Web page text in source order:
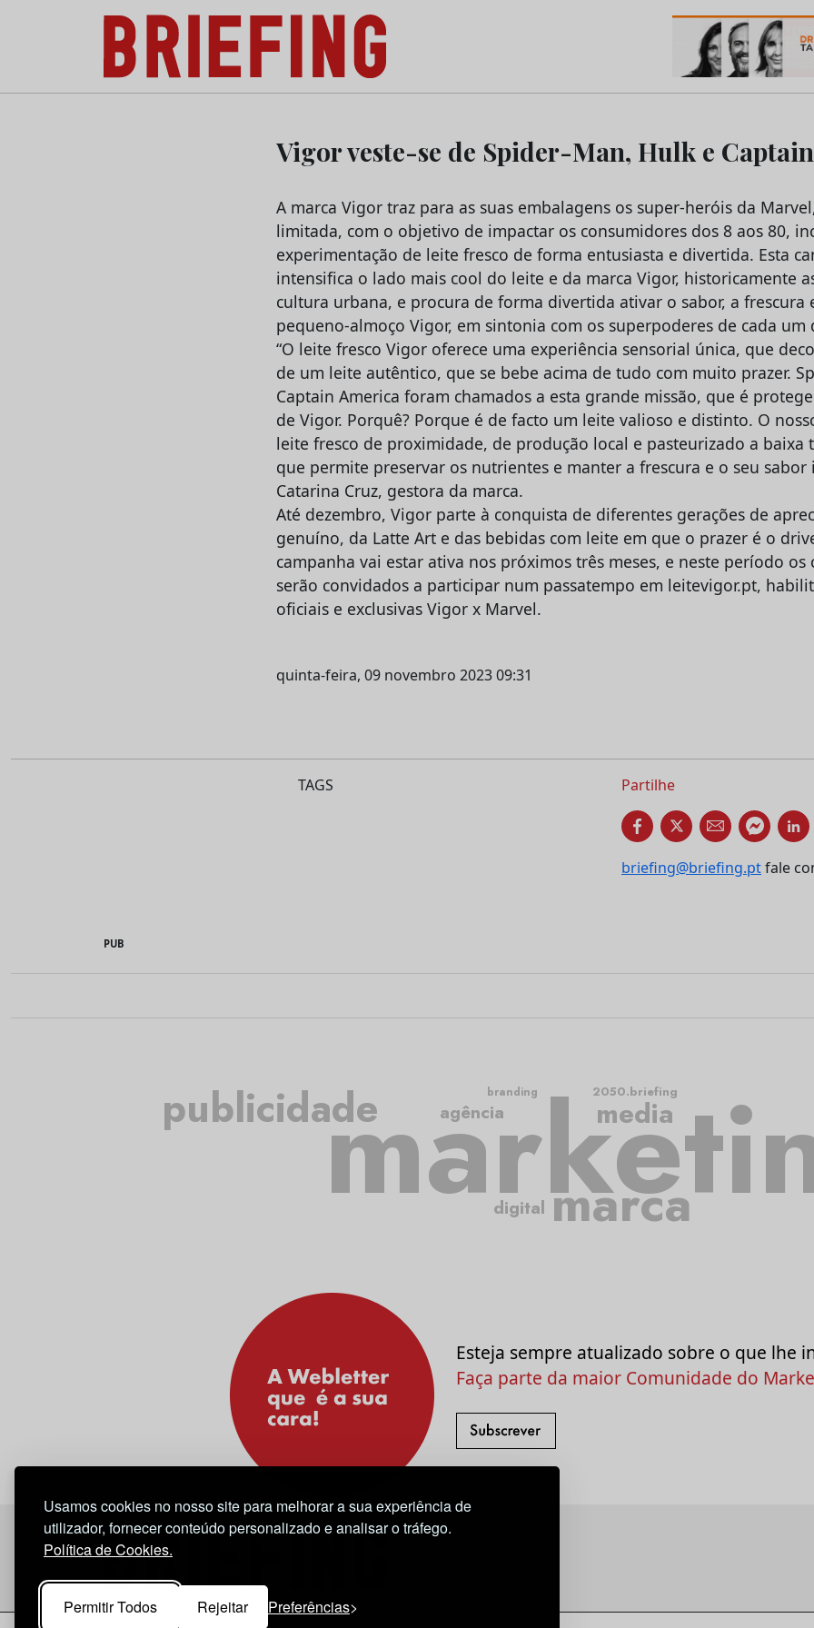
Usamos cookies no nosso site para melhorar a sua experiência de
utilizador, fornecer conteúdo personalizado e analisar o tráfego.
Política de Cookies.
Permitir Todos Rejeitar Preferências
Briefing: Todas as notícias sobre os negócios do Marketing e da Publicidade
Vigor veste-se de Spider-Man, Hulk e
A marca Vigor traz para as suas embalagens os super-heróis da
limitada, com o objetivo de impactar os consumidores dos 8 aos 80,
experimentação de leite fresco de forma entusiasta e divertida. Esta
intensifica o lado mais cool do leite e da marca Vigor, historicamente
cultura urbana, e procura de forma divertida ativar o sabor, a frescura
pequeno-almoço Vigor, em sintonia com os superpoderes de cada um
“O leite fresco Vigor oferece uma experiência sensorial única, que
de um leite autêntico, que se bebe acima de tudo com muito prazer.
Captain America foram chamados a esta grande missão, que é
de Vigor. Porquê? Porque é de facto um leite valioso e distinto. O
leite fresco de proximidade, de produção local e pasteurizado a baixa
que permite preservar os nutrientes e manter a frescura e o seu sabor
Catarina Cruz, gestora da marca.
Até dezembro, Vigor parte à conquista de diferentes gerações de
genuíno, da Latte Art e das bebidas com leite em que o prazer é o
campanha vai estar ativa nos próximos três meses, e neste período os
serão convidados a participar num passatempo em leitevigor.pt,
oficiais e exclusivas Vigor x Marvel.
quinta-feira, 09 novembro 2023 09:31
TAGS Partilhe
briefing@briefing.ptfale
PUB
publicidade
marca
media
agência
digital
2050.briefing
branding
Esteja sempre atualizado sobre o que lhe
Faça parte da maior Comunidade do